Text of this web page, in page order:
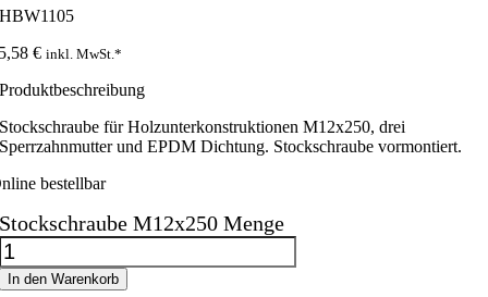
€ inkl. MwSt.*
Produktbeschreibung
Stockschraube für Holzunterkonstruktionen M12x250, drei
Sperrzahnmutter und EPDM Dichtung. Stockschraube vormontiert.
bestellbar
Stockschraube M12x250 Menge
In den Warenkorb